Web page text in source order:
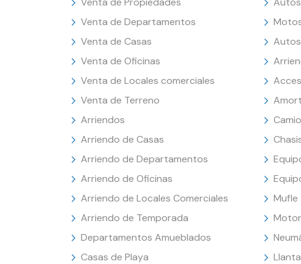
Venta de Departamentos
Venta de Casas
Venta de Oficinas
Venta de Locales comerciales
Venta de Terreno
Arriendos
Arriendo de Casas
Arriendo de Departamentos
Arriendo de Oficinas
Arriendo de Locales Comerciales
Arriendo de Temporada
Departamentos Amueblados
Casas de Playa
Mufle